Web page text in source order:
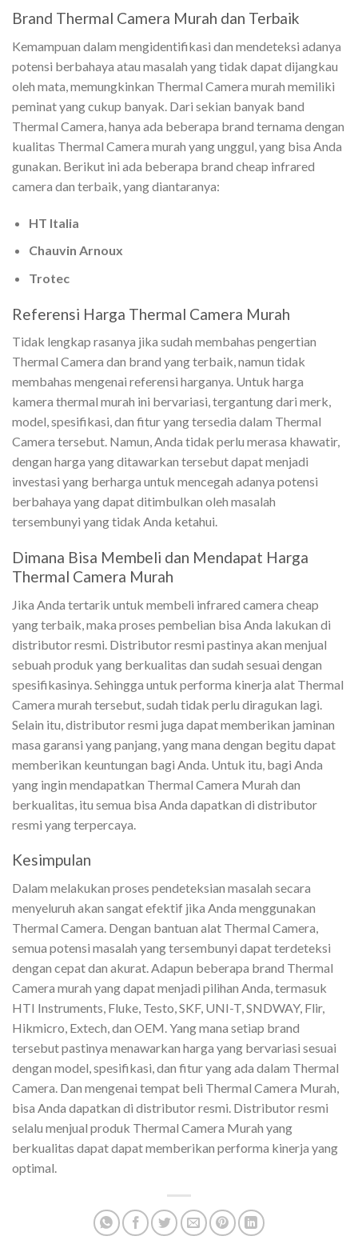
Brand Thermal Camera Murah dan Terbaik
Kemampuan dalam mengidentifikasi dan mendeteksi adanya
potensi berbahaya atau masalah yang tidak dapat dijangkau
oleh mata, memungkinkan Thermal Camera murah memiliki
peminat yang cukup banyak. Dari sekian banyak band
Thermal Camera, hanya ada beberapa brand ternama dengan
kualitas Thermal Camera murah yang unggul, yang bisa Anda
gunakan. Berikut ini ada beberapa brand cheap infrared
camera dan terbaik, yang diantaranya:
HT Italia
Chauvin Arnoux
Trotec
Referensi Harga Thermal Camera Murah
Tidak lengkap rasanya jika sudah membahas pengertian
Thermal Camera dan brand yang terbaik, namun tidak
membahas mengenai referensi harganya. Untuk harga
kamera thermal murah ini bervariasi, tergantung dari merk,
model, spesifikasi, dan fitur yang tersedia dalam Thermal
Camera tersebut. Namun, Anda tidak perlu merasa khawatir,
dengan harga yang ditawarkan tersebut dapat menjadi
investasi yang berharga untuk mencegah adanya potensi
berbahaya yang dapat ditimbulkan oleh masalah
tersembunyi yang tidak Anda ketahui.
Dimana Bisa Membeli dan Mendapat Harga
Thermal Camera Murah
Jika Anda tertarik untuk membeli infrared camera cheap
yang terbaik, maka proses pembelian bisa Anda lakukan di
distributor resmi. Distributor resmi pastinya akan menjual
sebuah produk yang berkualitas dan sudah sesuai dengan
spesifikasinya. Sehingga untuk performa kinerja alat Thermal
Camera murah tersebut, sudah tidak perlu diragukan lagi.
Selain itu, distributor resmi juga dapat memberikan jaminan
masa garansi yang panjang, yang mana dengan begitu dapat
memberikan keuntungan bagi Anda. Untuk itu, bagi Anda
yang ingin mendapatkan Thermal Camera Murah dan
berkualitas, itu semua bisa Anda dapatkan di distributor
resmi yang terpercaya.
Kesimpulan
Dalam melakukan proses pendeteksian masalah secara
menyeluruh akan sangat efektif jika Anda menggunakan
Thermal Camera. Dengan bantuan alat Thermal Camera,
semua potensi masalah yang tersembunyi dapat terdeteksi
dengan cepat dan akurat. Adapun beberapa brand Thermal
Camera murah yang dapat menjadi pilihan Anda, termasuk
HTI Instruments, Fluke, Testo, SKF, UNI-T, SNDWAY, Flir,
Hikmicro, Extech, dan OEM. Yang mana setiap brand
tersebut pastinya menawarkan harga yang bervariasi sesuai
dengan model, spesifikasi, dan fitur yang ada dalam Thermal
Camera. Dan mengenai tempat beli Thermal Camera Murah,
bisa Anda dapatkan di distributor resmi. Distributor resmi
selalu menjual produk Thermal Camera Murah yang
berkualitas dapat dapat memberikan performa kinerja yang
optimal.